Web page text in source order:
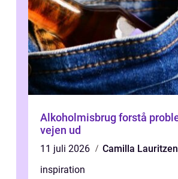
Alkoholmisbrug forstå problemet og
vejen ud
11 juli 2026
Camilla Lauritzen
inspiration